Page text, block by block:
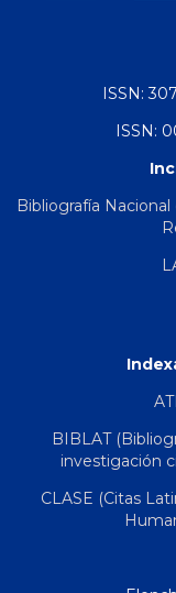
ISSN:
ISSN:
Bibliografía
BIBLAT
investigación
CLASE (Citas